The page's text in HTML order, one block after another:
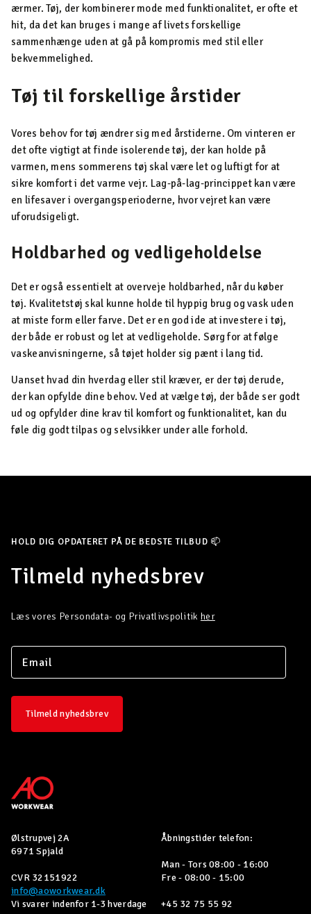
ærmer. Tøj, der kombinerer mode med funktionalitet, er ofte et
hit, da det kan bruges i mange af livets forskellige
sammenhænge uden at gå på kompromis med stil eller
bekvemmelighed.
Tøj til forskellige årstider
Vores behov for tøj ændrer sig med årstiderne. Om vinteren er
det ofte vigtigt at finde isolerende tøj, der kan holde på
varmen, mens sommerens tøj skal være let og luftigt for at
sikre komfort i det varme vejr. Lag-på-lag-princippet kan være
en lifesaver i overgangsperioderne, hvor vejret kan være
uforudsigeligt.
Holdbarhed og vedligeholdelse
Det er også essentielt at overveje holdbarhed, når du køber
tøj. Kvalitetstøj skal kunne holde til hyppig brug og vask uden
at miste form eller farve. Det er en god ide at investere i tøj,
der både er robust og let at vedligeholde. Sørg for at følge
vaskeanvisningerne, så tøjet holder sig pænt i lang tid.
Uanset hvad din hverdag eller stil kræver, er der tøj derude,
der kan opfylde dine behov. Ved at vælge tøj, der både ser godt
ud og opfylder dine krav til komfort og funktionalitet, kan du
føle dig godt tilpas og selvsikker under alle forhold.
HOLD DIG OPDATERET PÅ DE BEDSTE TILBUD 📫
Tilmeld nyhedsbrev
Læs vores Persondata- og Privatlivspolitik her
Tilmeld nyhedsbrev
Ølstrupvej 2A
6971 Spjald
CVR 32151922
info@aoworkwear.dk
Vi svarer indenfor 1-3 hverdage
Åbningstider telefon:
Man - Tors 08:00 - 16:00
Fre - 08:00 - 15:00
+45 32 75 55 92